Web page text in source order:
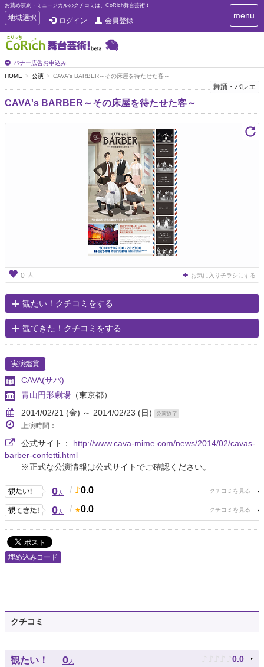
お薦め演劇・ミュージカルのクチコミは、CoRich舞台芸術！
T
o
g
g
e
n
a
v
i
地域選択 ログイン 会員登録
バナー広告お申込み
T
o
n
i
menu
HOME 公演 CAVA's BARBER～その床屋を待たせた客～
舞踊・バレエ
CAVA's BARBER～その床屋を待たせた客～
0 人 お気に入りチラシにする
観たい！クチコミをする
観てきた！クチコミをする
実演鑑賞
CAVA(サバ)
青山円形劇場 （東京都）
2014/02/21 (金) ～ 2014/02/23 (日)
公演終了
上演時間：
公式サイト： http://www.cava-mime.com/news/2014/02/cavas-
barber-confetti.html
※正式な公演情報は公式サイトでご確認ください。
0人 / 0.0
0人 / 0.0
埋め込みコード
クチコミ
観たい！ 0人 ♪ ♪ ♪ ♪ ♪ 0.0